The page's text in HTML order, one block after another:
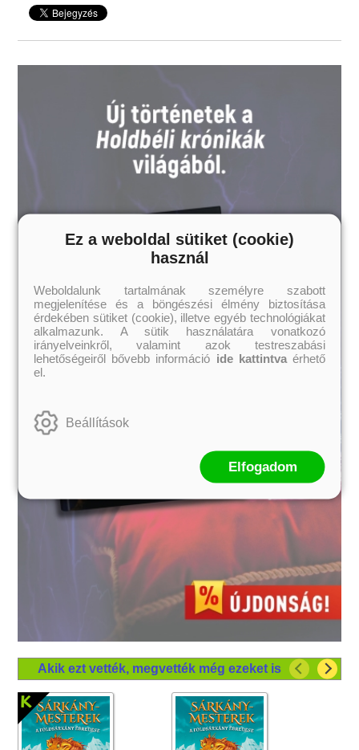
Akik ezt vették, megvették még ezeket is
Ez a weboldal sütiket (cookie)
használ
Weboldalunk tartalmának személyre szabott
megjelenítése és a böngészési élmény biztosítása
érdekében sütiket (cookie), illetve egyéb technológiákat
alkalmazunk. A sütik használatára vonatkozó
irányelveinkről, valamint azok testreszabási
lehetőségeiről bővebb információ ide kattintvaérhető
el.
Beállítások
Elfogadom